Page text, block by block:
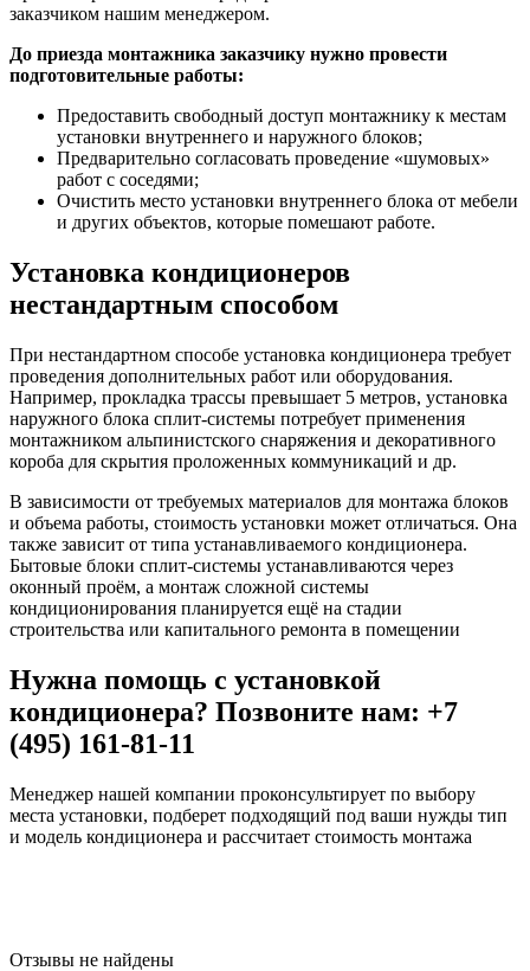
заказчиком нашим менеджером.
До приезда монтажника заказчику нужно провести
подготовительные работы:
Предоставить свободный доступ монтажнику к местам
установки внутреннего и наружного блоков;
Предварительно согласовать проведение «шумовых»
работ с соседями;
Очистить место установки внутреннего блока от мебели
и других объектов, которые помешают работе.
Установка кондиционеров
нестандартным способом
При нестандартном способе установка кондиционера требует
проведения дополнительных работ или оборудования.
Например, прокладка трассы превышает 5 метров, установка
наружного блока сплит-системы потребует применения
монтажником альпинистского снаряжения и декоративного
короба для скрытия проложенных коммуникаций и др.
В зависимости от требуемых материалов для монтажа блоков
и объема работы, стоимость установки может отличаться. Она
также зависит от типа устанавливаемого кондиционера.
Бытовые блоки сплит-системы устанавливаются через
оконный проём, а монтаж сложной системы
кондиционирования планируется ещё на стадии
строительства или капитального ремонта в помещении
Нужна помощь с установкой
кондиционера? Позвоните нам: +7
(495) 161-81-11
Менеджер нашей компании проконсультирует по выбору
места установки, подберет подходящий под ваши нужды тип
и модель кондиционера и рассчитает стоимость монтажа
Отзывы не найдены